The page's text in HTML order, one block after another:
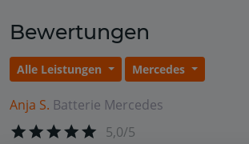
Bewertungen
Alle Leistungen Mercedes
Anja S. Batterie Mercedes
5,0/5